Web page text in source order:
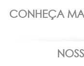
CONHEÇA